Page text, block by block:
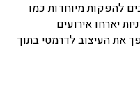
ואולם בן 500 מושבים להפקות מיוחדות כמו
יארחו אירועים
את העיצוב לדרמטי בתוך